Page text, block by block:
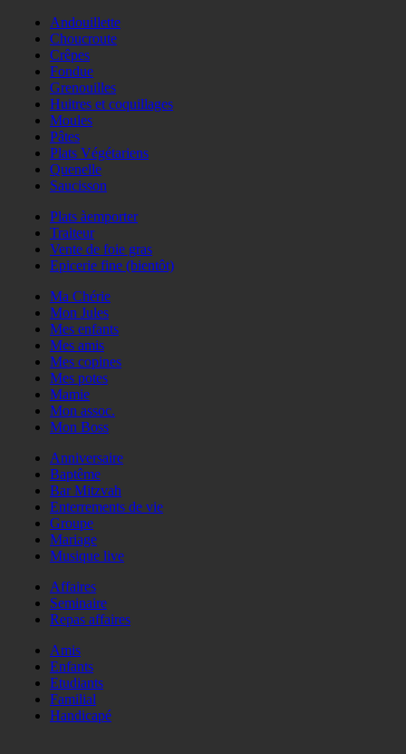
Andouillette
Choucroute
Crêpes
Fondue
Grenouilles
Huitres et coquillages
Moules
Pâtes
Plats Végétariens
Quenelle
Saucisson
Plats àemporter
Traiteur
Vente de foie gras
Epicerie fine (bientôt)
Ma Chérie
Mon Jules
Mes enfants
Mes amis
Mes copines
Mes potes
Mamie
Mon assoc.
Mon Boss
Anniversaire
Baptême
Bar Mitzvah
Enterrements de vie
Groupe
Mariage
Musique live
Affaires
Seminaire
Repas affaires
Amis
Enfants
Etudiants
Familial
Handicapé